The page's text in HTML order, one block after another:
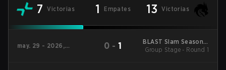
7 Victorias 1 Empates 13 Victorias
may. 29 - 2026,
0 -1
BLAST Slam Season 7
2026
Group Stage - Round 1